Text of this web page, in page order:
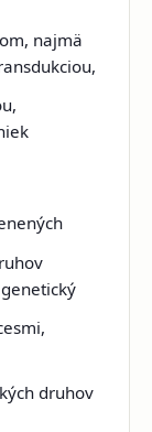
najmä
druhov